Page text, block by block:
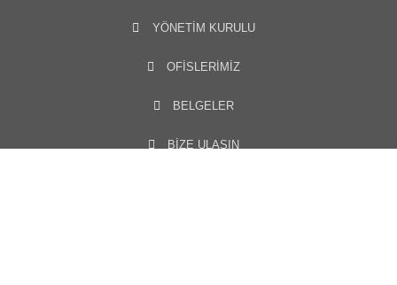
YÖNETIM KURULU​
OFISLERIMIZ
BELGELER
BİZE ULAŞIN